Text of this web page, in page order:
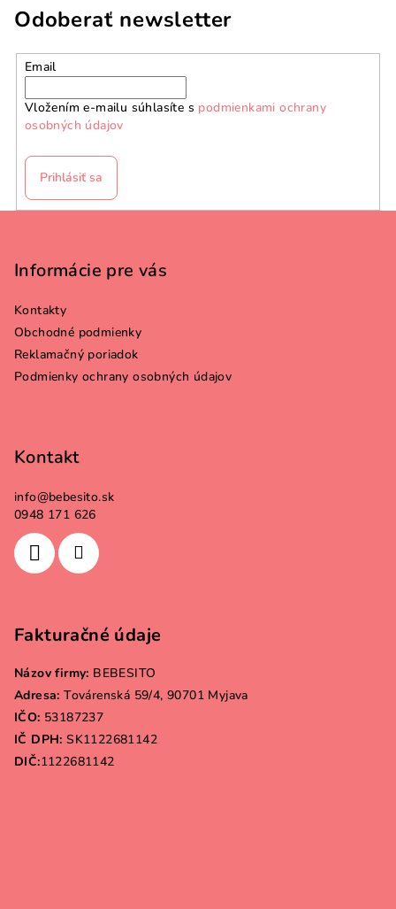
Odoberať newsletter
Email
Vložením e-mailu súhlasíte s podmienkami ochrany
osobných údajov
Prihlásiť sa
Informácie pre vás
Kontakty
Obchodné podmienky
Reklamačný poriadok
Podmienky ochrany osobných údajov
Kontakt
info@bebesito.sk
0948 171 626
Fakturačné údaje
Názov firmy: BEBESITO
Adresa: Továrenská 59/4, 90701 Myjava
IČO: 53187237
IČ DPH: SK1122681142
DIČ:1122681142